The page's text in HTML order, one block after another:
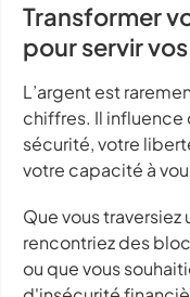
Transformer
pour servir
L’argent est
chiffres. Il
sécurité, votre
votre capacité à
Que vous traversiez
rencontriez des
ou que vous